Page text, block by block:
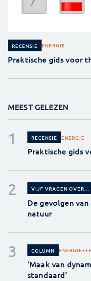
RECENSIE ENERGIE
Praktische gids voor
MEEST GELEZEN
RECENSIE ENERGIE
Praktische gids
VIJF VRAGEN OVER...
De gevolgen
natuur
COLUMN ENERGIE
'Maak van
standaard'